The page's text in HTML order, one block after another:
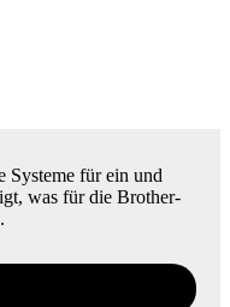
für ein und
was für die Brother-